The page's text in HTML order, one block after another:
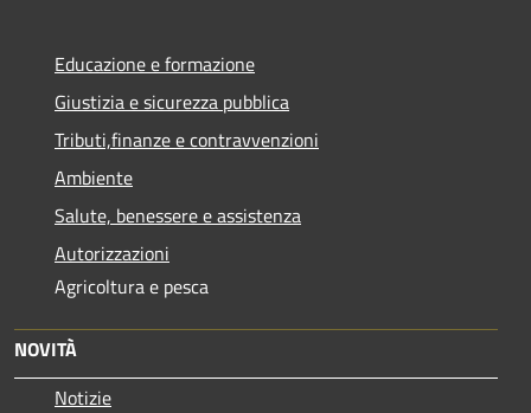
Educazione e formazione
Giustizia e sicurezza pubblica
Tributi,finanze e contravvenzioni
Ambiente
Salute, benessere e assistenza
Autorizzazioni
Agricoltura e pesca
NOVITÀ
Notizie